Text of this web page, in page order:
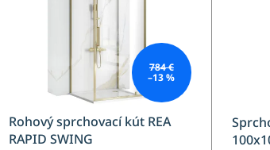
784 €
–13 %
Rohový sprchovací kút REA
RAPID SWING